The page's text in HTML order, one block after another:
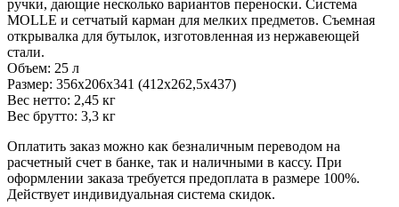
ручки, дающие несколько вариантов переноски. Система
MOLLE и сетчатый карман для мелких предметов. Съемная
открывалка для бутылок, изготовленная из нержавеющей
стали.
Объем: 25 л
Размер: 356х206х341 (412х262,5х437)
Вес нетто: 2,45 кг
Вес брутто: 3,3 кг
Оплатить заказ можно как безналичным переводом на
расчетный счет в банке, так и наличными в кассу. При
оформлении заказа требуется предоплата в размере 100%.
Действует индивидуальная система скидок.